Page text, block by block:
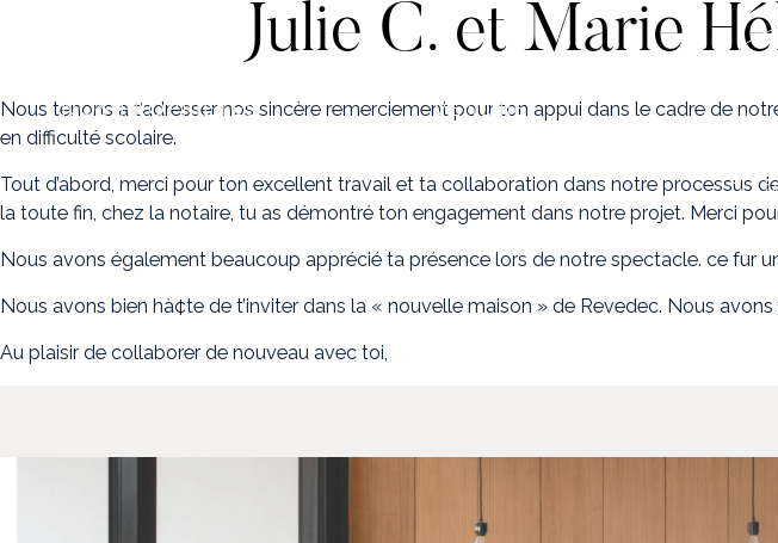
NOS PROPRIÉTÉS VENDRE
Julie C. et Marie
Nous tenons a t’adresser nos sincère remerciement pour ton appui dans le cadre de
en difficulté scolaire.
Tout d’abord, merci pour ton excellent travail et ta collaboration dans notre processus
la toute fin, chez la notaire, tu as démontré ton engagement dans notre projet. Merci
Nous avons également beaucoup apprécié ta présence lors de notre spectacle. ce fur
Nous avons bien hà¢te de t’inviter dans la « nouvelle maison » de Revedec. Nous
Au plaisir de collaborer de nouveau avec toi,